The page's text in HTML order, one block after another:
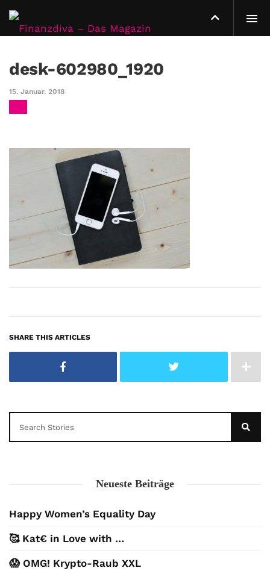
desk-602980_1920
15. Januar. 2018
SHARE THIS ARTICLES
Neueste Beiträge
Happy Women’s Equality Day
🥰 Kat€ in Love with …
😱 OMG! Krypto-Raub XXL